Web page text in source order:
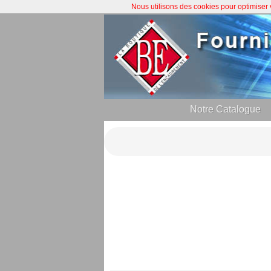
Notre Catalogue
Nous utilisons des cookies pour